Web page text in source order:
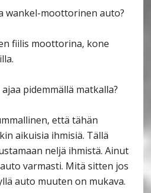
wankel-moottorinen auto?
fiilis moottorina, kone
pidemmällä matkalla?
että tähän
aikuisia ihmisiä. Tällä
neljä ihmistä. Ainut
varmasti. Mitä sitten jos
auto muuten on mukava.